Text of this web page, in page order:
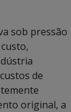
sob pressão
de
original, a